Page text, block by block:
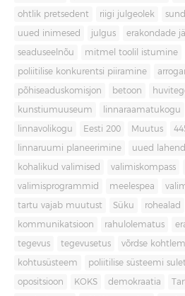
ohtlik pretsedent riigi julgeolek
uued inimesed julgus erakondade
seaduseelnõu mitmel toolil istumine
poliitilise konkurentsi piiramine
põhiseaduskomisjon betoon
kunstiumuuseum linnaraamatukogu
linnavolikogu Eesti 200 Muutus
linnaruumi planeerimine uued
kohalikud valimised valimiskompass
valimisprogrammid meelespea
tartu vajab muutust Süku rohealad
kommunikatsioon rahulolematus
tegevus tegevusetus võrdse
kohtusüsteem poliitilise süsteemi
opositsioon KOKS demokraatia